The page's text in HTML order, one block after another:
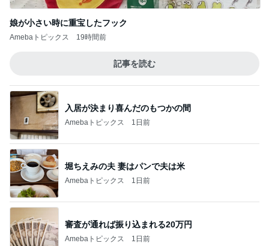
娘が小さい時に重宝したフック
Amebaトピックス 19時間前
記事を読む
入居が決まり喜んだのもつかの間
Amebaトピックス 1日前
堀ちえみの夫 妻はパンで夫は米
Amebaトピックス 1日前
審査が通れば振り込まれる20万円
Amebaトピックス 1日前